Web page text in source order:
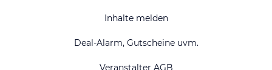
Inhalte melden
Deal-Alarm, Gutscheine uvm.
Veranstalter AGB